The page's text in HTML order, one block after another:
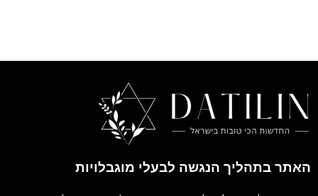
האתר בתהליך הנגשה לבעלי מוגבלויות